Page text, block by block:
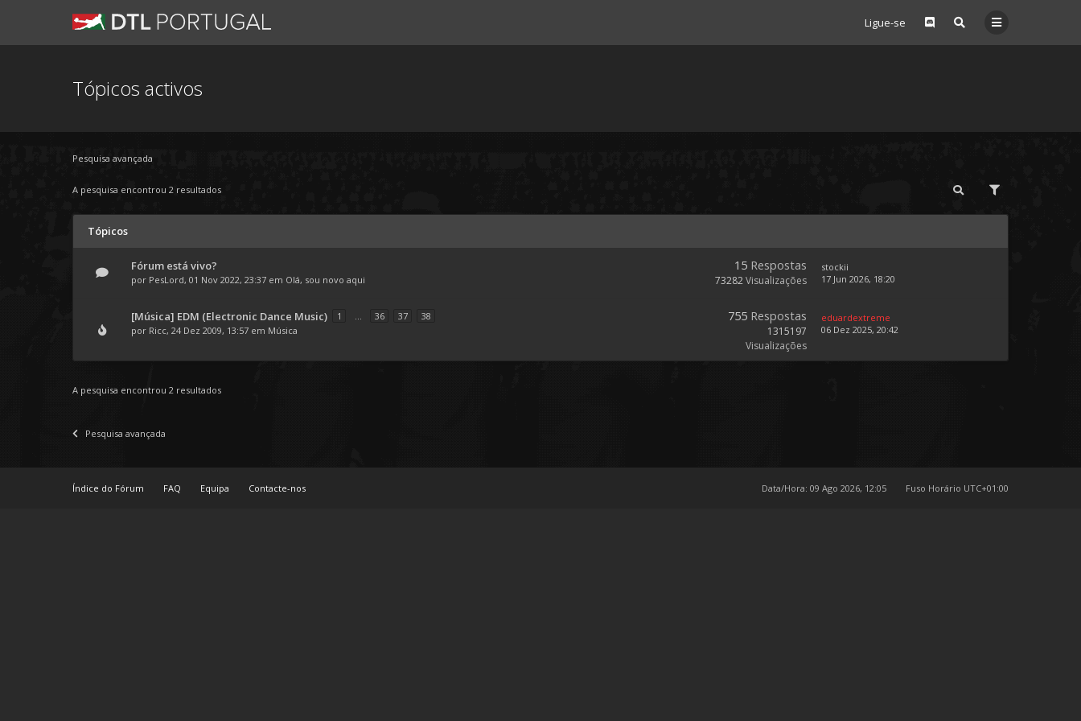
Ligue-se
Tópicos activos
Pesquisa avançada
A pesquisa encontrou 2 resultados
Tópicos
Fórum está vivo?
por PesLord, 01 Nov 2022, 23:37 em Olá, sou novo aqui
15 Respostas
73282Visualizações
stockii
17 Jun 2026, 18:20
[Música] EDM (Electronic Dance Music) 1 ... 36 37
38
por Ricc, 24 Dez 2009, 13:57 em Música
755 Respostas
1315197
Visualizações
eduardextreme
06 Dez 2025, 20:42
A pesquisa encontrou 2 resultados
Pesquisa avançada
Índice do Fórum FAQ Equipa Contacte-nos Fuso Horário UTC+01:00
Data/Hora: 09 Ago 2026, 12:05